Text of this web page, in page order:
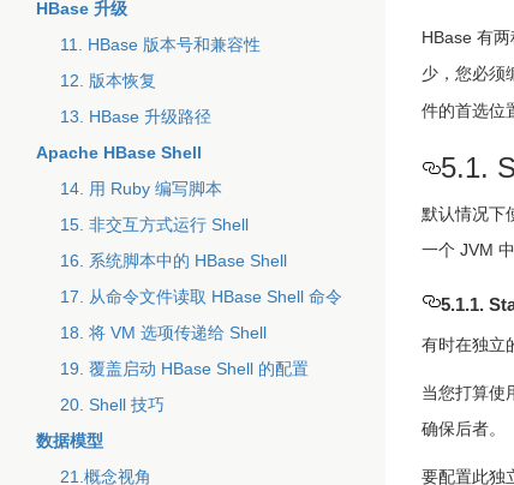
HBase 升级
11. HBase 版本号和兼容性
12. 版本恢复
13. HBase 升级路径
Apache HBase Shell
14. 用 Ruby 编写脚本
15. 非交互方式运行 Shell
16. 系统脚本中的 HBase Shell
17. 从命令文件读取 HBase Shell 命令
18. 将 VM 选项传递给 Shell
19. 覆盖启动 HBase Shell 的配置
20. Shell 技巧
数据模型
21.概念视角
HBase 有
少，您必须
件的首选位
5.1.
默认情况下
一个 JVM
5.1.1.
有时在独立
当您打算使
确保后者。
要配置此独